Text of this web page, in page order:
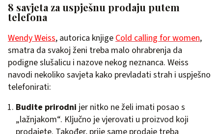
8 savjeta za uspješnu prodaju putem
telefona
Wendy Weiss, autorica knjigeCold calling for women,
smatra da svakoj ženi treba malo ohrabrenja da
podigne slušalicu i nazove nekog neznanca. Weiss
navodi nekoliko savjeta kako prevladati strah i uspješno
telefonirati:
Budite prirodni jer nitko ne želi imati posao s
„lažnjakom“. Ključno je vjerovati u proizvod koji